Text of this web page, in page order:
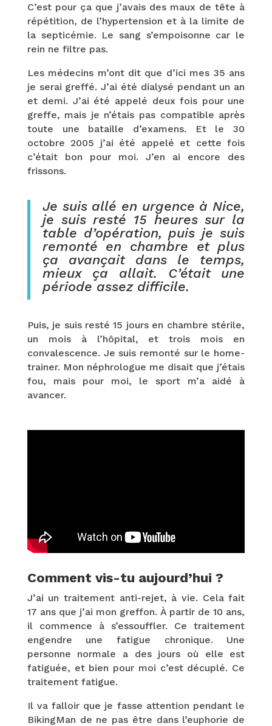
C’est pour ça que j’avais des maux de tête à
répétition, de l’hypertension et à la limite de
la septicémie. Le sang s’empoisonne car le
rein ne filtre pas.
Les médecins m’ont dit que d’ici mes 35 ans
je serai greffé. J’ai été dialysé pendant un an
et demi. J’ai été appelé deux fois pour une
greffe, mais je n’étais pas compatible après
toute une bataille d’examens. Et le 30
octobre 2005 j’ai été appelé et cette fois
c’était bon pour moi. J’en ai encore des
frissons.
Je suis allé en urgence à Nice,
je suis resté 15 heures sur la
table d’opération, puis je suis
remonté en chambre et plus
ça avançait dans le temps,
mieux ça allait. C’était une
période assez difficile.
Puis, je suis resté 15 jours en chambre stérile,
un mois à l’hôpital, et trois mois en
convalescence. Je suis remonté sur le home-
trainer. Mon néphrologue me disait que j’étais
fou, mais pour moi, le sport m’a aidé à
avancer.
Comment vis-tu aujourd’hui ?
J’ai un traitement anti-rejet, à vie. Cela fait
17 ans que j’ai mon greffon. À partir de 10 ans,
il commence à s’essouffler. Ce traitement
engendre une fatigue chronique. Une
personne normale a des jours où elle est
fatiguée, et bien pour moi c’est décuplé. Ce
traitement fatigue.
Il va falloir que je fasse attention pendant le
BikingMan de ne pas être dans l’euphorie de